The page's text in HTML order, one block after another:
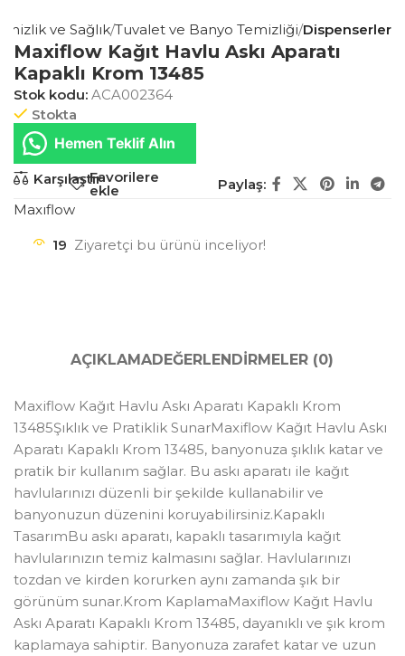
ve Sağlık Tuvalet ve Banyo Temizliği Dispenserler
Maxiflow Kağıt Havlu Askı Aparatı
Kapaklı Krom 13485
Stok kodu: ACA002364
Stokta
Hemen Teklif Alın
KarşılaştırFavorilere
ekle
Paylaş:
Maxıflow
19 Ziyaretçi bu ürünü inceliyor!
AÇIKLAMADEĞERLENDIRMELER (0)
Maxiflow Kağıt Havlu Askı Aparatı Kapaklı Krom
13485Şıklık ve Pratiklik SunarMaxiflow Kağıt Havlu Askı
Aparatı Kapaklı Krom 13485, banyonuza şıklık katar ve
pratik bir kullanım sağlar. Bu askı aparatı ile kağıt
havlularınızı düzenli bir şekilde kullanabilir ve
banyonuzun düzenini koruyabilirsiniz.Kapaklı
TasarımBu askı aparatı, kapaklı tasarımıyla kağıt
havlularınızın temiz kalmasını sağlar. Havlularınızı
tozdan ve kirden korurken aynı zamanda şık bir
görünüm sunar.Krom KaplamaMaxiflow Kağıt Havlu
Askı Aparatı Kapaklı Krom 13485, dayanıklı ve şık krom
kaplamaya sahiptir. Banyonuza zarafet katar ve uzun